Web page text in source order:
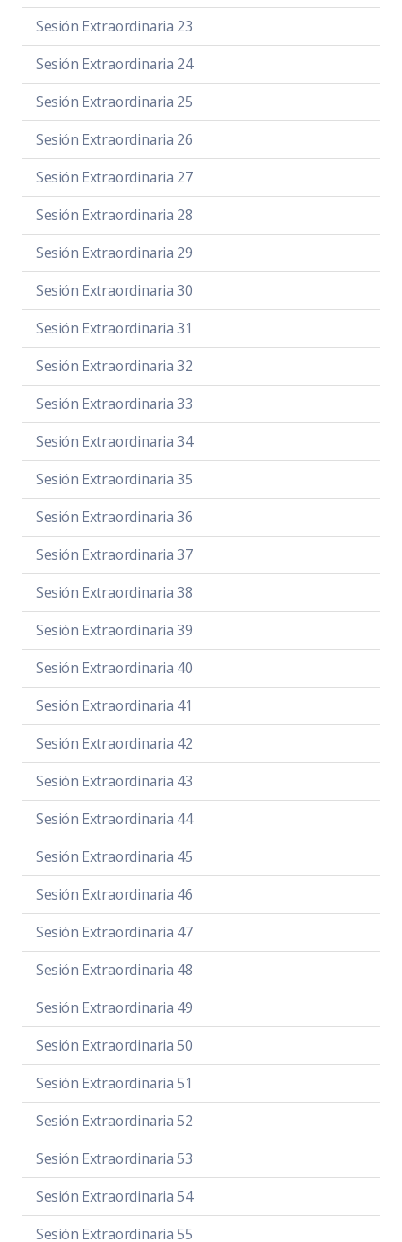
Sesión Extraordinaria 23
Sesión Extraordinaria 24
Sesión Extraordinaria 25
Sesión Extraordinaria 26
Sesión Extraordinaria 27
Sesión Extraordinaria 28
Sesión Extraordinaria 29
Sesión Extraordinaria 30
Sesión Extraordinaria 31
Sesión Extraordinaria 32
Sesión Extraordinaria 33
Sesión Extraordinaria 34
Sesión Extraordinaria 35
Sesión Extraordinaria 36
Sesión Extraordinaria 37
Sesión Extraordinaria 38
Sesión Extraordinaria 39
Sesión Extraordinaria 40
Sesión Extraordinaria 41
Sesión Extraordinaria 42
Sesión Extraordinaria 43
Sesión Extraordinaria 44
Sesión Extraordinaria 45
Sesión Extraordinaria 46
Sesión Extraordinaria 47
Sesión Extraordinaria 48
Sesión Extraordinaria 49
Sesión Extraordinaria 50
Sesión Extraordinaria 51
Sesión Extraordinaria 52
Sesión Extraordinaria 53
Sesión Extraordinaria 54
Sesión Extraordinaria 55